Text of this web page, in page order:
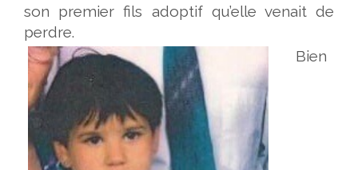
son premier fils adoptif qu’elle venait de
perdre.
Bien